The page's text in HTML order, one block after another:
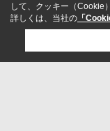
して、クッキー（Cookie
詳しくは、当社の 「